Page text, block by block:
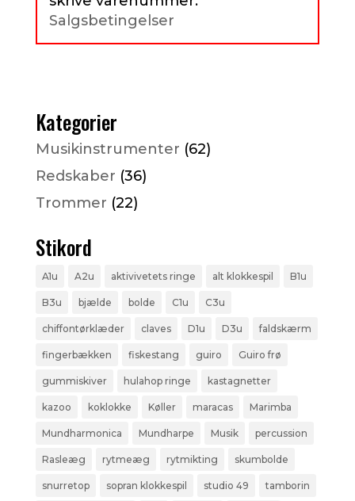
Salgsbetingelser
Kategorier
Musikinstrumenter (62)
Redskaber (36)
Trommer (22)
Stikord
A1u A2u aktivivetets ringe alt klokkespil B1u
B3u bjælde bolde C1u C3u
chiffontørklæder claves D1u D3u faldskærm
fingerbækken fiskestang guiro Guiro frø
gummiskiver hulahop ringe kastagnetter
kazoo koklokke Køller maracas Marimba
Mundharmonica Mundharpe Musik percussion
Rasleæg rytmeæg rytmikting skumbolde
snurretop sopran klokkespil studio 49 tamborin